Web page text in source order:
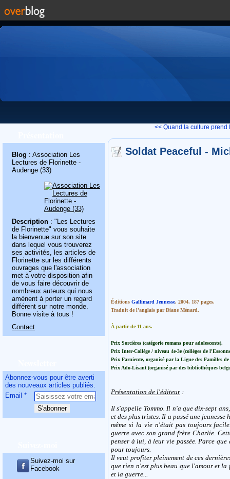
Blog : Association Les
Lectures de Florinette -
Audenge (33)
Description : "Les Lectures
de Florinette" vous souhaite
la bienvenue sur son site
dans lequel vous trouverez
ses activités, les articles de
Florinette sur les différents
ouvrages que l'association
met à votre disposition afin
de vous faire découvrir de
nombreux auteurs qui nous
amènent à porter un regard
différent sur notre monde.
Bonne visite à tous !
Contact
Abonnez-vous pour être averti
des nouveaux articles publiés.
Email
Suivez-moi sur
Facebook
<< Quand la culture prend
Soldat Peaceful -
Éditions Gallimard Jeunesse, 2004, 187 pages.
Traduit de l'anglais par Diane Ménard.
À partir de 11 ans.
Prix Sorcières (catégorie romans pour adolescents).
Prix Inter-Collège / niveau 4e-3e (collèges de
Prix Farniente, organisé par la Ligue des Familles
Prix Ado-Lisant (organisé par des bibliothèques
Présentation de l'éditeur :
Il s'appelle Tommo. Il n'a que dix-sept
et des plus tristes. Il a passé une jeunesse
même si la vie n'était pas toujours
guerre avec son grand frère Charlie.
penser à lui, à leur vie passée. Parce
pour toujours.
Il veut profiter pleinement de ces
que rien n'est plus beau que l'amour et
et la guerre...